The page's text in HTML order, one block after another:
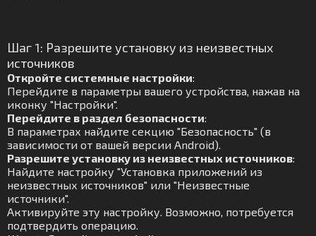
Шаг 1: Разрешите установку из неизвестных
источников
Откройте системные настройки:
Перейдите в параметры вашего устройства, нажав на
иконку "Настройки".
Перейдите в раздел безопасности:
В параметрах найдите секцию "Безопасность" (в
зависимости от вашей версии Android).
Разрешите установку из неизвестных источников:
Найдите настройку "Установка приложений из
неизвестных источников" или "Неизвестные
источники".
Активируйте эту настройку. Возможно, потребуется
подтвердить операцию.